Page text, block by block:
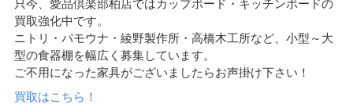
只今、愛品倶楽部柏店ではカップボード・キッチンボードの
買取強化中です。
ニトリ・パモウナ・綾野製作所・高橋木工所など、小型～大
型の食器棚を幅広く募集しています。
ご不用になった家具がございましたらお声掛け下さい！
買取はこちら！